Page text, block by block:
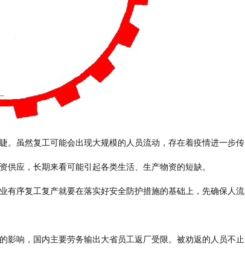
。虽然复工可能会出现大规模的人员流动，存在着疫情进一步传
应，长期来看可能引起各类生活、生产物资的短缺。
有序复工复产就要在落实好安全防护措施的基础上，先确保人流
影响，国内主要劳务输出大省员工返厂受限。被劝返的人员不止